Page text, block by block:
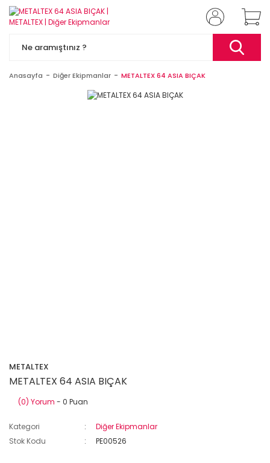
Anasayfa Diğer Ekipmanlar METALTEX 64 ASIA BIÇAK
METALTEX
METALTEX 64 ASIA BIÇAK
(0) Yorum - 0 Puan
Kategori
Diğer Ekipmanlar
Stok Kodu
PE00526